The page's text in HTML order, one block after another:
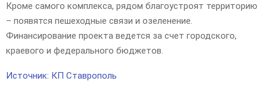
Кроме самого комплекса, рядом благоустроят территорию
– появятся пешеходные связи и озеленение.
Финансирование проекта ведется за счет городского,
краевого и федерального бюджетов.
Источник: КП Ставрополь